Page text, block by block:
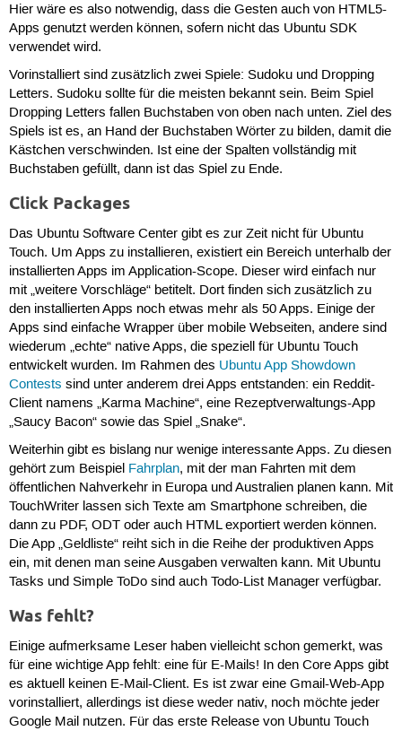
Hier wäre es also notwendig, dass die Gesten auch von HTML5-
Apps genutzt werden können, sofern nicht das Ubuntu SDK
verwendet wird.
Vorinstalliert sind zusätzlich zwei Spiele: Sudoku und Dropping
Letters. Sudoku sollte für die meisten bekannt sein. Beim Spiel
Dropping Letters fallen Buchstaben von oben nach unten. Ziel des
Spiels ist es, an Hand der Buchstaben Wörter zu bilden, damit die
Kästchen verschwinden. Ist eine der Spalten vollständig mit
Buchstaben gefüllt, dann ist das Spiel zu Ende.
Click Packages
Das Ubuntu Software Center gibt es zur Zeit nicht für Ubuntu
Touch. Um Apps zu installieren, existiert ein Bereich unterhalb der
installierten Apps im Application-Scope. Dieser wird einfach nur
mit „weitere Vorschläge“ betitelt. Dort finden sich zusätzlich zu
den installierten Apps noch etwas mehr als 50 Apps. Einige der
Apps sind einfache Wrapper über mobile Webseiten, andere sind
wiederum „echte“ native Apps, die speziell für Ubuntu Touch
entwickelt wurden. Im Rahmen des Ubuntu App Showdown
Contests sind unter anderem drei Apps entstanden: ein Reddit-
Client namens „Karma Machine“, eine Rezeptverwaltungs-App
„Saucy Bacon“ sowie das Spiel „Snake“.
Weiterhin gibt es bislang nur wenige interessante Apps. Zu diesen
gehört zum Beispiel Fahrplan, mit der man Fahrten mit dem
öffentlichen Nahverkehr in Europa und Australien planen kann. Mit
TouchWriter lassen sich Texte am Smartphone schreiben, die
dann zu PDF, ODT oder auch HTML exportiert werden können.
Die App „Geldliste“ reiht sich in die Reihe der produktiven Apps
ein, mit denen man seine Ausgaben verwalten kann. Mit Ubuntu
Tasks und Simple ToDo sind auch Todo-List Manager verfügbar.
Was fehlt?
Einige aufmerksame Leser haben vielleicht schon gemerkt, was
für eine wichtige App fehlt: eine für E-Mails! In den Core Apps gibt
es aktuell keinen E-Mail-Client. Es ist zwar eine Gmail-Web-App
vorinstalliert, allerdings ist diese weder nativ, noch möchte jeder
Google Mail nutzen. Für das erste Release von Ubuntu Touch